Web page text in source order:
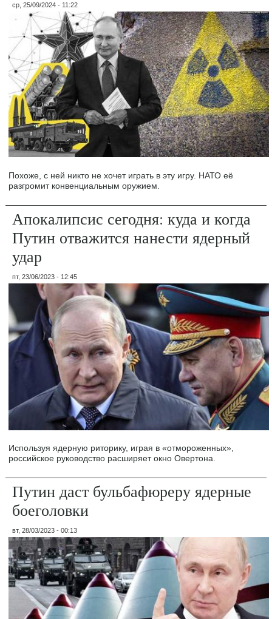
ср, 25/09/2024 - 11:22
Похоже, с ней никто не хочет играть в эту игру. НАТО её
разгромит конвенциальным оружием.
Апокалипсис сегодня: куда и когда
Путин отважится нанести ядерный
удар
пт, 23/06/2023 - 12:45
Используя ядерную риторику, играя в «отмороженных»,
российское руководство расширяет окно Овертона.
Путин даст бульбафюреру ядерные
боеголовки
вт, 28/03/2023 - 00:13